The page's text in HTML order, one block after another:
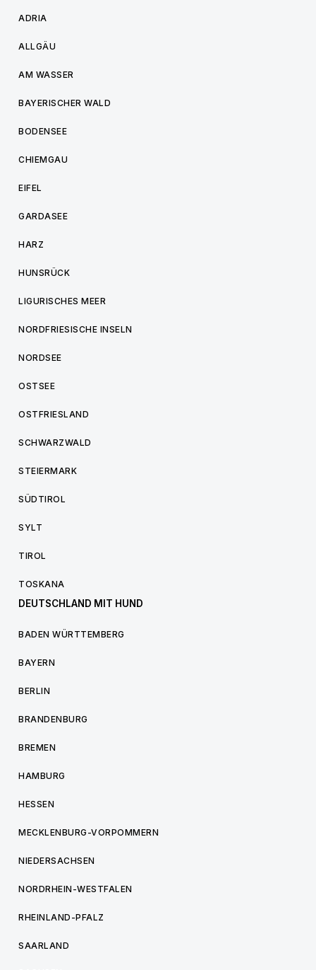
ADRIA
ALLGÄU
AM WASSER
BAYERISCHER WALD
BODENSEE
CHIEMGAU
EIFEL
GARDASEE
HARZ
HUNSRÜCK
LIGURISCHES MEER
NORDFRIESISCHE INSELN
NORDSEE
OSTSEE
OSTFRIESLAND
SCHWARZWALD
STEIERMARK
SÜDTIROL
SYLT
TIROL
TOSKANA
DEUTSCHLAND MIT HUND
BADEN WÜRTTEMBERG
BAYERN
BERLIN
BRANDENBURG
BREMEN
HAMBURG
HESSEN
MECKLENBURG-VORPOMMERN
NIEDERSACHSEN
NORDRHEIN-WESTFALEN
RHEINLAND-PFALZ
SAARLAND